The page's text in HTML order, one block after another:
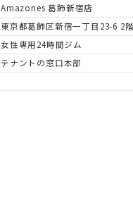
Amazones 葛飾新宿店
東京都葛飾区新宿一丁目23-6 2階
女性専用24時間ジム
テナントの窓口本部